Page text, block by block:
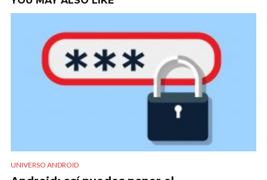
UNIVERSO ANDROID